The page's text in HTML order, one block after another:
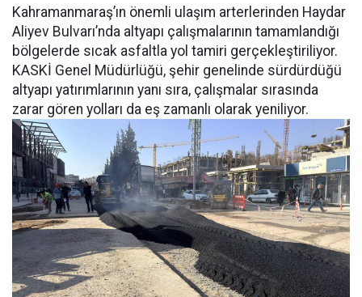
Kahramanmaraş’ın önemli ulaşım arterlerinden Haydar
Aliyev Bulvarı’nda altyapı çalışmalarının tamamlandığı
bölgelerde sıcak asfaltla yol tamiri gerçekleştiriliyor.
KASKİ Genel Müdürlüğü, şehir genelinde sürdürdüğü
altyapı yatırımlarının yanı sıra, çalışmalar sırasında
zarar gören yolları da eş zamanlı olarak yeniliyor.